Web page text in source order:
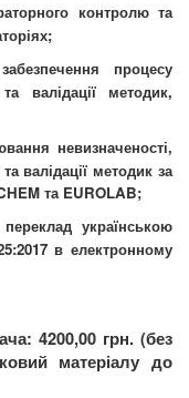
контролю та
процесу
валідації методик,
невизначеності,
валідації методик за
та EUROLAB;
українською
в електронному
4200,00 грн. (без
матеріалу до